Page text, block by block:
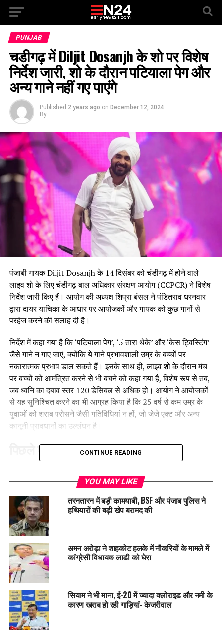
PUNJAB
चडीगढ़ में Diljit Dosanjh के शो पर विशेष
निर्देश जारी, शो के दौरान पटियाला पेग और
अन्य गाने नहीं गए पाएंगे
Published 2 years ago on December 12, 2024
By
पंजाबी गायक Diljit Dosanjh के 14 दिसंबर को चंडीगढ़ में होने वाले
लाइव शो के लिए चंडीगढ़ बाल अधिकार संरक्षण आयोग (CCPCR) ने विशेष
निर्देश जारी किए हैं। आयोग की अध्यक्ष शिप्रा बंसल ने पंडितराव धरनवार
द्वारा दायर याचिका के आधार पर आयोजकों और गायक को कुछ गानों से
परहेज करने की सलाह दी है।
निर्देश में कहा गया है कि ‘पटियाला पेग’, ‘5 तारा थेके’ और ‘केस ट्विस्टिंग’
जैसे गाने न गाए जाएं, क्योंकि ये गाने प्रभावशाली उम्र के बच्चों पर
नकारात्मक प्रभाव डाल सकते हैं। इसके साथ ही, लाइव शो के दौरान मंच
पर बच्चों को आमंत्रित करने से भी बचने को कहा गया है, विशेष रूप से तब,
जब ध्वनि का दबाव स्तर 120 डेसिबल से अधिक हो। आयोग ने आयोजकों
से यह सुनिश्चित करने का भी आग्रह किया है कि 25 वर्ष से कम उम्र के
युवाओं को शराब परोसने जैसी गतिविधियां न हों, जो जेजे एक्ट और अन्य
कानूनी प्रावधानों का उल्लंघन है।
पिछले घटनाक्रम
दिलजीत दोसांझ के खिलाफ शिकायत दर्ज की थी। तेलंगाना के जिला बाल
कल्याण अधिकारी ने भी यह शिकायत की थी कि मंच पर बच्चों का उपयोग
कर शराब, ड्रग्स और हिंसा को बढ़ावा देने वाले गाने गाए जा रहे हैं।
Diljit Dosnajh ने इन शिकायतों का पालन करते हुए मंच पर बच्चों का
‘केस’ जैसे गाने गाए, लेकिन उनके बोल तोड़-मरोड़कर पेश किए।
पंडितराव ने गायक करण औजला के खिलाफ भी शिकायत दर्ज की थी,
जिसमें शराब, हथियार और हिंसा को बढ़ावा देने वाले गानों पर आपत्ति जताई
गई। करण औजला ने 7 दिसंबर 2024 को यह गाने नहीं गाए, जिससे
पंडितराव को संतोष हुआ।
CONTINUE READING
YOU MAY LIKE
तरनतारन में बड़ी कामयाबी, BSF और पंजाब पुलिस ने
हथियारों की बड़ी खेप बरामद की
अमन अरोड़ा ने शाहकोट हलके में नौकरियों के मामले में
कांग्रेसी विधायक लाडी को घेरा
सियाम ने भी माना, ई-20 में ज्यादा क्लोराइड और नमी के
कारण खराब हो रही गाड़ियां- केजरीवाल